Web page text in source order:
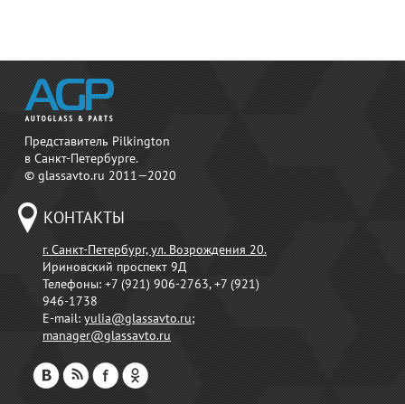
Представитель Pilkington
в Санкт-Петербурге.
© glassavto.ru 2011—2020
КОНТАКТЫ
г. Санкт-Петербург, ул. Возрождения 20.
Ириновский проспект 9Д
Телефоны:+7 (921) 906-2763, +7 (921)
946-1738
E-mail:yulia@glassavto.ru;
manager@glassavto.ru